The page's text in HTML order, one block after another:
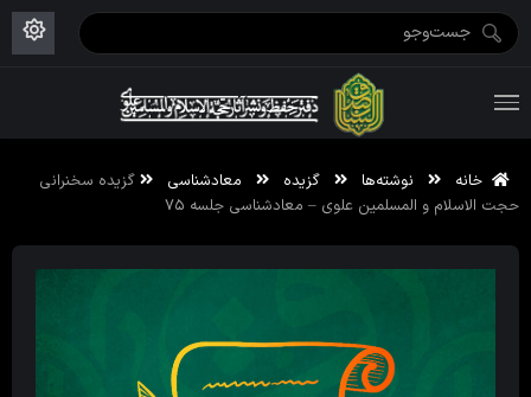
خانه نوشته‌ها گزیده معادشناسی
گزیده سخنرانی
حجت الاسلام و المسلمین علوی – معادشناسی جلسه ۷۵